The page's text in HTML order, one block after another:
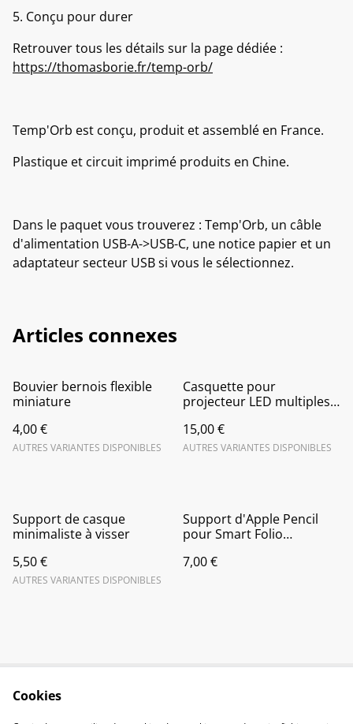
5. Conçu pour durer
Retrouver tous les détails sur la page dédiée :
https://thomasborie.fr/temp-orb/
Temp'Orb est conçu, produit et assemblé en France.
Plastique et circuit imprimé produits en Chine.
Dans le paquet vous trouverez : Temp'Orb, un câble
d'alimentation USB-A->USB-C, une notice papier et un
adaptateur secteur USB si vous le sélectionnez.
Articles connexes
Bouvier bernois flexible
miniature
4,00 €
AUTRES VARIANTES DISPONIBLES
Casquette pour
projecteur LED multiples
modèles et sur-mesure
15,00 €
AUTRES VARIANTES DISPONIBLES
Support de casque
minimaliste à visser
5,50 €
AUTRES VARIANTES DISPONIBLES
Support d'Apple Pencil
pour Smart Folio
7,00 €
Cookies